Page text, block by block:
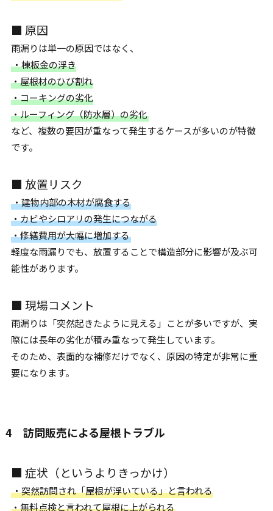
■ 原因
雨漏りは単一の原因ではなく、
・棟板金の浮き
・屋根材のひび割れ
・コーキングの劣化
・ルーフィング（防水層）の劣化
など、複数の要因が重なって発生するケースが多いのが特徴
です。
■ 放置リスク
・建物内部の木材が腐食する
・カビやシロアリの発生につながる
・修繕費用が大幅に増加する
軽度な雨漏りでも、放置することで構造部分に影響が及ぶ可
能性があります。
■ 現場コメント
雨漏りは「突然起きたように見える」ことが多いですが、実
際には長年の劣化が積み重なって発生しています。
そのため、表面的な補修だけでなく、原因の特定が非常に重
要になります。
4 訪問販売による屋根トラブル
■ 症状（というよりきっかけ）
・突然訪問され「屋根が浮いている」と言われる
・無料点検と言われて屋根に上がられる